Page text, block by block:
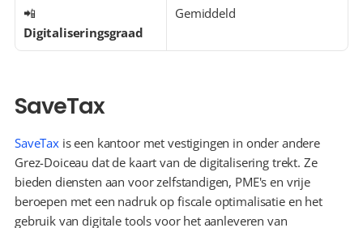
Digitaliseringsgraad
Gemiddeld
SaveTax
SaveTax is een kantoor met vestigingen in onder andere
Grez-Doiceau dat de kaart van de digitalisering trekt. Ze
bieden diensten aan voor zelfstandigen, PME's en vrije
beroepen met een nadruk op fiscale optimalisatie en het
gebruik van digitale tools voor het aanleveren van